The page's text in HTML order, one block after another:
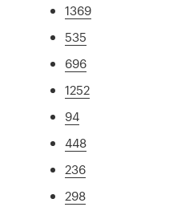
1369
535
696
1252
94
448
236
298